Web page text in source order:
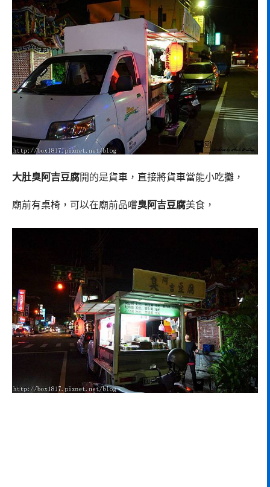
大肚臭阿吉豆腐開的是貨車，直接將貨車當能小吃攤，
廟前有桌椅，可以在廟前品嚐臭阿吉豆腐美食，